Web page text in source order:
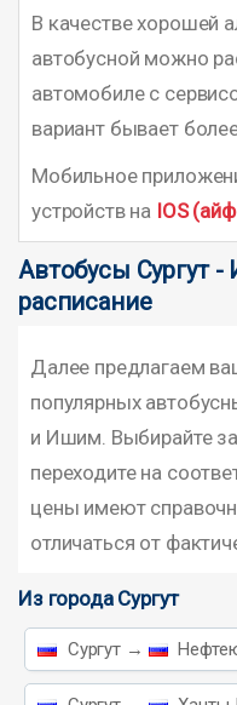
В качестве хорошей
автобусной можно
автомобиле с
вариант бывает
Мобильное
устройств на IOS
Автобусы Сургут
расписание
Далее предлагаем
популярных
и Ишим. Выбирайте
переходите на
цены имеют
отличаться от
Из города Сургут
Сургут →